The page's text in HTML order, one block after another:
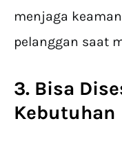
menjaga
pelanggan saat
3. Bisa
Kebutuhan